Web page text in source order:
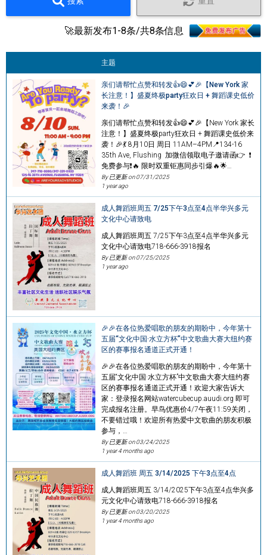
🚀最新发布1-8条/共8条信息
主题
亲们请帮忙点赞和转发👍😄💕🎉【New York 家
长注意！】盛夏终极party狂欢日 + 舞蹈课史低价
来袭！🎉
亲们请帮忙点赞和转发👍😄💕🎉【New York 家长
注意！】盛夏终极party狂欢日 + 舞蹈课史低价来
袭！🎉💃 8月10日 周日 11AM–4PM📍134-16
35th Ave, Flushing 加微信领取电子邀请函👉 ❗️
免费参与❗️🔥 限时双重钜惠同步引爆🔥🌟…
By 已更新 on07/31/2025
1 year ago
成人舞蹈班周五 7/25下午3点至4点半华兴多元
文化中心请致电
成人舞蹈班周五 7/25下午3点至4点半华兴多元
文化中心请致电718-666-3918报名
By 已更新 on07/25/2025
1 year ago
🎉🎉在各位热爱唱歌的朋友的期盼中，今年第十
五届“文化中国·水立方杯”中文歌曲大赛大纽约赛
区的赛事报名通道正式开通！
🎉🎉在各位热爱唱歌的朋友的期盼中，今年第十
五届“文化中国·水立方杯”中文歌曲大赛大纽约赛
区的赛事报名通道正式开通！欢迎大家告诉大
家：登录报名网站watercubecup.auudi.org 即可
完成报名注册。早鸟优惠价4/7午夜11:59关闭，
不要错过哦！欢迎所有热爱中文歌曲的朋友积极
参与，…
By 已更新 on03/24/2025
1 year 4 months ago
成人舞蹈班 周五 3/14/2025 下午3点至4点
成人舞蹈班周五 3/14/2025下午3点至4点华兴多
元文化中心请致电718-666-3918报名
By 已更新 on03/20/2025
1 year 4 months ago